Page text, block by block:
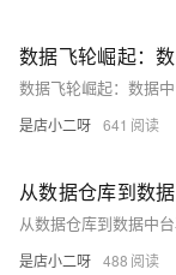
数据飞轮崛起：
数据飞轮崛起：数据
是店小二呀 641
从数据仓库到数据中
是店小二呀 488